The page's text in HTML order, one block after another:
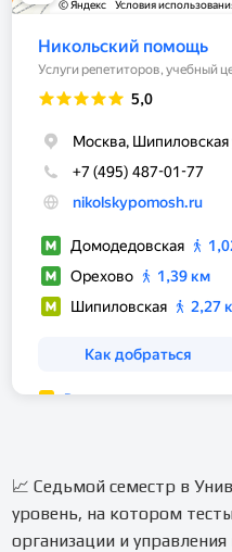
📈 Седьмой семестр в
уровень, на котором
организации и